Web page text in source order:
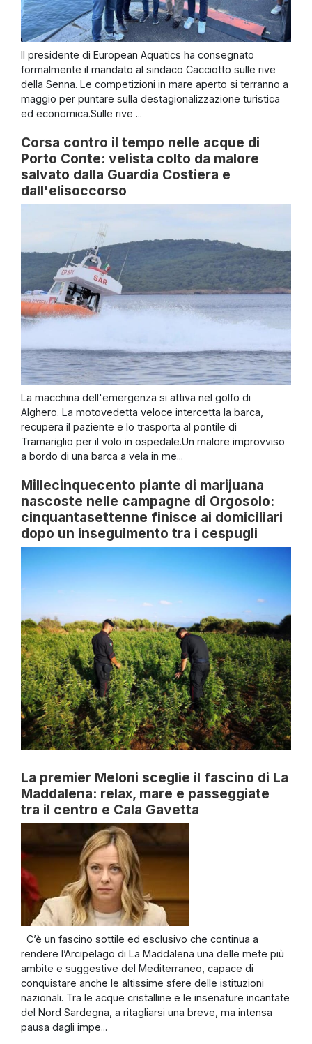
Il presidente di European Aquatics ha consegnato
formalmente il mandato al sindaco Cacciotto sulle rive
della Senna. Le competizioni in mare aperto si terranno a
maggio per puntare sulla destagionalizzazione turistica
ed economica.Sulle rive ...
Corsa contro il tempo nelle acque di
Porto Conte: velista colto da malore
salvato dalla Guardia Costiera e
dall'elisoccorso
La macchina dell'emergenza si attiva nel golfo di
Alghero. La motovedetta veloce intercetta la barca,
recupera il paziente e lo trasporta al pontile di
Tramariglio per il volo in ospedale.Un malore improvviso
a bordo di una barca a vela in me...
Millecinquecento piante di marijuana
nascoste nelle campagne di Orgosolo:
cinquantasettenne finisce ai domiciliari
dopo un inseguimento tra i cespugli
La premier Meloni sceglie il fascino di La
Maddalena: relax, mare e passeggiate
tra il centro e Cala Gavetta
C’è un fascino sottile ed esclusivo che continua a
rendere l’Arcipelago di La Maddalena una delle mete più
ambite e suggestive del Mediterraneo, capace di
conquistare anche le altissime sfere delle istituzioni
nazionali. Tra le acque cristalline e le insenature incantate
del Nord Sardegna, a ritagliarsi una breve, ma intensa
pausa dagli impe...